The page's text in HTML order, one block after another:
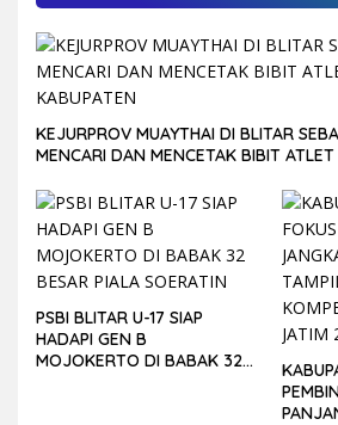
KEJURPROV MUAYTHAI DI BLITAR
MENCARI DAN MENCETAK BIBIT
PSBI BLITAR U-17 SIAP
HADAPI GEN B
MOJOKERTO DI BABAK 32